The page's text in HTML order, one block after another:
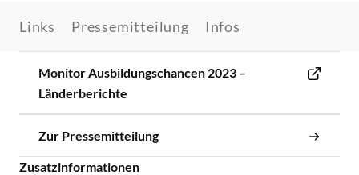
Links Pressemitteilung Infos
Monitor Ausbildungschancen 2023 –
Länderberichte
Zur Pressemitteilung
Zusatzinformationen